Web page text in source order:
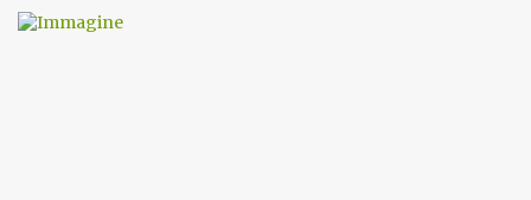
preghiera.